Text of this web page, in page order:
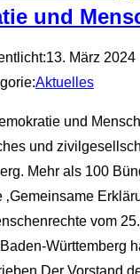
und
13. März 2024
Aktuelles
und
und
Mehr als 100
vom
Württemberg
Vorstand